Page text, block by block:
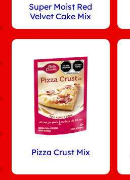
Super Moist Red
Velvet Cake Mix
Pizza Crust Mix